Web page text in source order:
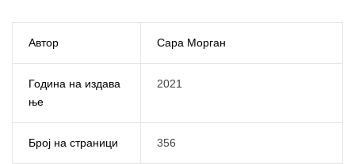
Автор Сара Морган
Година на издава
ње
2021
Број на страници 356